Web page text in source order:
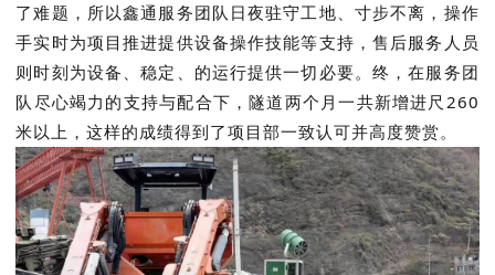
了难题，所以鑫通服务团队日夜驻守工地、寸步不离，操作
手实时为项目推进提供设备操作技能等支持，售后服务人员
则时刻为设备、稳定、的运行提供一切必要。终，在服务团
队尽心竭力的支持与配合下，隧道两个月一共新增进尺260
米以上，这样的成绩得到了项目部一致认可并高度赞赏。